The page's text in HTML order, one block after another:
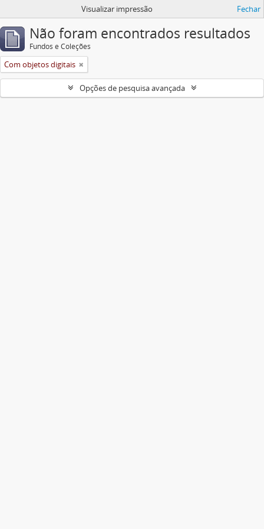
Visualizar impressão Fechar
Não foram encontrados resultados
Fundos e Coleções
Com objetos digitais
Opções de pesquisa avançada